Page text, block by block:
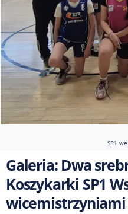
SP1
Galeria: Dwa
Koszykarki SP1